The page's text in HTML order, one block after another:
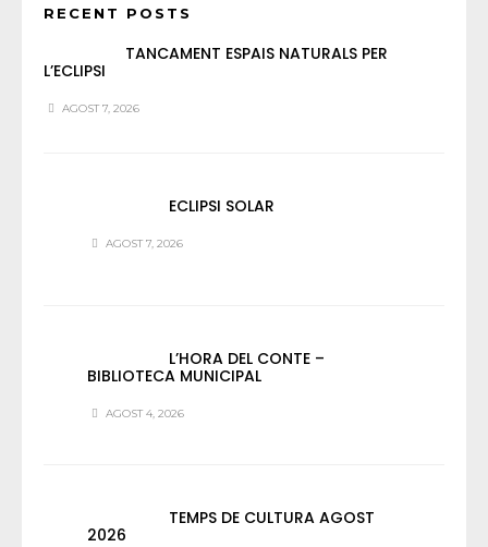
RECENT POSTS
TANCAMENT ESPAIS NATURALS PER
L’ECLIPSI
AGOST 7, 2026
ECLIPSI SOLAR
AGOST 7, 2026
L’HORA DEL CONTE –
BIBLIOTECA MUNICIPAL
AGOST 4, 2026
TEMPS DE CULTURA AGOST
2026